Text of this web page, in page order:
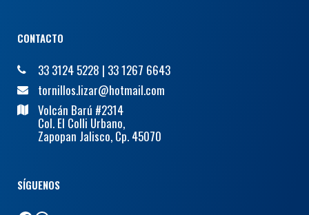
CONTACTO
33 3124 5228 | 33 1267 6643
tornillos.lizar@hotmail.com
Volcán Barú #2314
Col. El Colli Urbano,
Zapopan Jalisco, Cp. 45070
SÍGUENOS